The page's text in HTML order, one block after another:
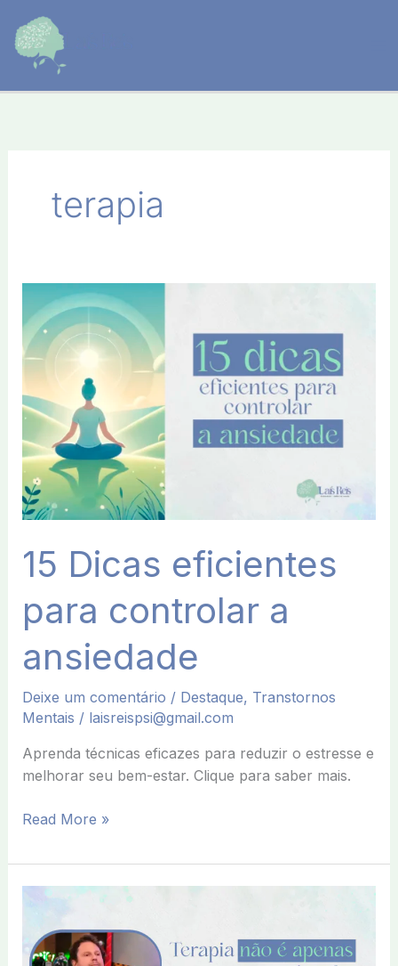
para
conteúdo
terapia
15 Dicas eficientes
para controlar a
ansiedade
Deixe um comentário / Destaque, Transtornos
Mentais / laisreispsi@gmail.com
Aprenda técnicas eficazes para reduzir o estresse e
melhorar seu bem-estar. Clique para saber mais.
Dicas
eficientes
para
controlar
a
ansiedade
Read More »
Por
fazer